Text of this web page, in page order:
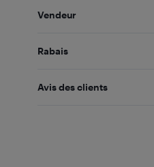
Vendeur
Rabais
Avis des clients